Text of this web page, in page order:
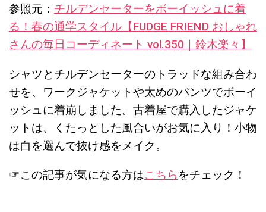
参照元： チルデンセーターをボーイッシュに着
る！春の通学スタイル【FUDGE FRIEND おしゃれ
さんの毎日コーディネート vol.350｜鈴木楽々】
シャツとチルデンセーターのトラッドな組み合わ
せを、ワークジャケットや太めのパンツでボーイ
ッシュに着崩しました。古着屋で購入したジャケ
ットは、くたっとした風合いがお気に入り！小物
は白を選んで抜け感をメイク。
☞この記事が気になる方はこちらをチェック！